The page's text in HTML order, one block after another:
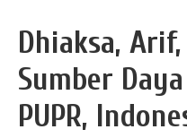
Dhiaksa,
Sumber
PUPR,